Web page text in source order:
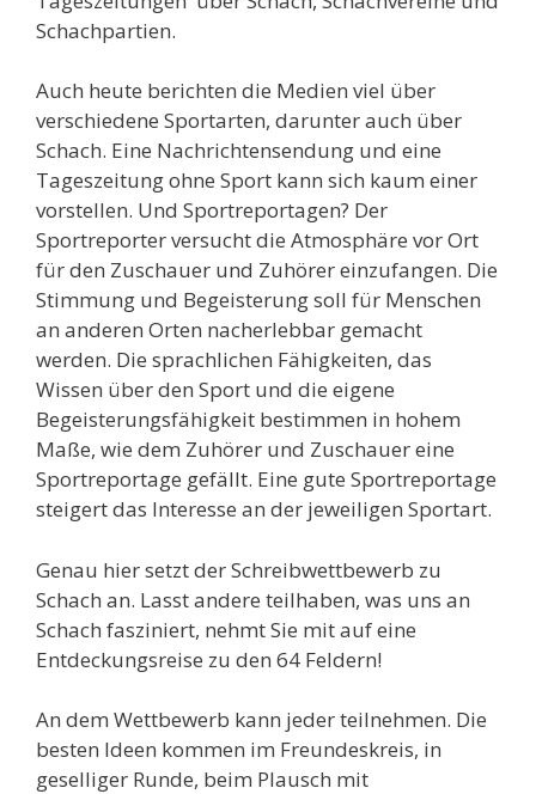
Schachpartien.
Auch heute berichten die Medien viel über
verschiedene Sportarten, darunter auch über
Schach. Eine Nachrichtensendung und eine
Tageszeitung ohne Sport kann sich kaum einer
vorstellen. Und Sportreportagen? Der
Sportreporter versucht die Atmosphäre vor Ort
für den Zuschauer und Zuhörer einzufangen. Die
Stimmung und Begeisterung soll für Menschen
an anderen Orten nacherlebbar gemacht
werden. Die sprachlichen Fähigkeiten, das
Wissen über den Sport und die eigene
Begeisterungsfähigkeit bestimmen in hohem
Maße, wie dem Zuhörer und Zuschauer eine
Sportreportage gefällt. Eine gute Sportreportage
steigert das Interesse an der jeweiligen Sportart.
Genau hier setzt der Schreibwettbewerb zu
Schach an. Lasst andere teilhaben, was uns an
Schach fasziniert, nehmt Sie mit auf eine
Entdeckungsreise zu den 64 Feldern!
An dem Wettbewerb kann jeder teilnehmen. Die
besten Ideen kommen im Freundeskreis, in
geselliger Runde, beim Plausch mit